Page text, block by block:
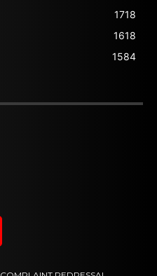
1718
1618
1584